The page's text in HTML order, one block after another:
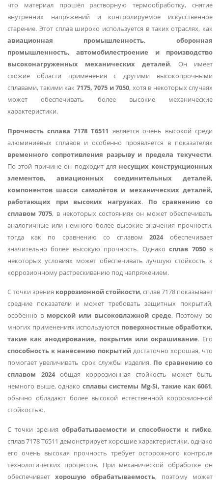
что материал прошёл растворную термообработку, снятие
внутренних напряжений и контролируемое искусственное
старение. Этот сплав широко используется в таких отраслях, как
авиационная промышленность, оборонная
промышленность, автомобилестроение и производство
высоконагруженных механических деталей. Он имеет
схожие области применения с другими высокопрочными
сплавами, такими как 7175, 7075 и 7050, хотя в некоторых случаях
может обеспечивать более высокие механические
характеристики.
Прочность сплава 7178 T6511 является очень высокой среди
алюминиевых сплавов и особенно проявляется в показателях
временного сопротивления разрыву и предела текучести.
По этой причине он подходит для несущих конструкционных
элементов, авиационных соединительных деталей,
компонентов шасси самолётов и механических деталей,
работающих при высоких нагрузках. По сравнению со
сплавом 7075, в некоторых состояниях он может обеспечивать
аналогичные или немного более высокие значения прочности,
тогда как по сравнению со сплавом2024обеспечивает
значительно более высокую прочность. Однакосплав 7050в
некоторых условиях может обеспечивать лучшую стойкость к
коррозионному растрескиванию под напряжением.
С точки зрения коррозионной стойкости, сплав 7178 показывает
средние показатели и может требовать защитных покрытий,
особенно в морской или высоковлажной среде. Поэтому во
многих применениях используются поверхностные обработки,
такие как анодирование, покрытия или окрашивание. Его
способность к нанесению покрытийдостаточно хорошая, что
помогает увеличивать срок службы изделия. По сравнению со
сплавом 2024общая коррозионная стойкость может быть
немного выше, однако сплавы системы Mg-Si, такие как 6061,
обычно обладают более высокой естественной коррозионной
стойкостью.
С точки зренияобрабатываемости и способности к гибке,
сплав 7178 T6511 демонстрирует хорошие характеристики, однако
его очень высокая прочность требует осторожного контроля
технологических процессов. При механической обработке он
обеспечивает хорошую обрабатываемость, поэтому может